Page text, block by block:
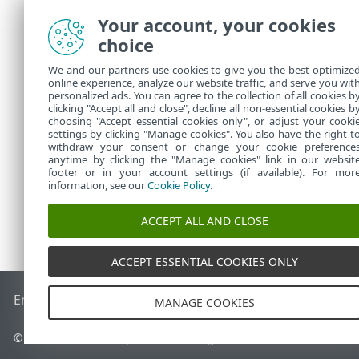
す。その他の
概要
構成された設
のリストに追
End of Life ESETナレッジベースESETフォーラム
© 1992 - 2026 ESET, spol. s r.o. - All rights reserved.
Your account, your cookies
choice
We and our partners use cookies to give you the best
online experience, analyze our website traffic, and serve you
personalized ads. You can agree to the collection of all cookies
clicking "Accept all and close", decline all non-essential cookies
choosing "Accept essential cookies only", or adjust your
settings by clicking "Manage cookies". You also have the right
withdraw your consent or change your cookie
anytime by clicking the "Manage cookies" link in our
footer or in your account settings (if available). For
information, see ourCookie Policy.
ACCEPT ALL AND CLOSE
ACCEPT ESSENTIAL COOKIES ONLY
MANAGE COOKIES